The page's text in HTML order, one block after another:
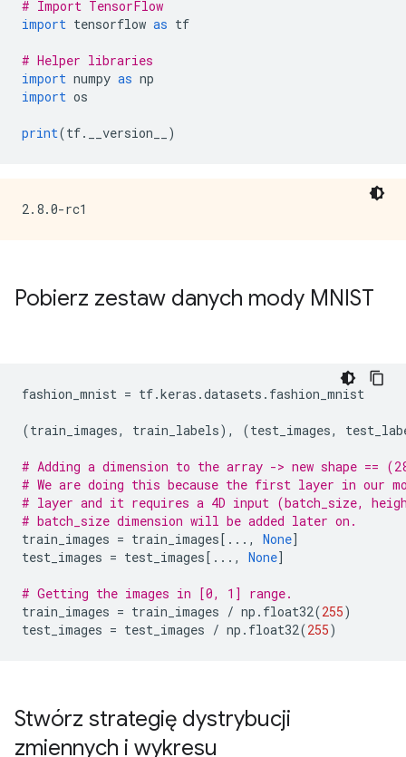
# Import TensorFlow
import tensorflow as tf
# Helper libraries
import numpy as np
import os
print(tf. __version__ )
Pobierz zestaw danych mody MNIST
fashion_mnist = tf.keras .datasets . fashion_mnist
(train_images, train_labels), (test_images,
# Adding a dimension to the array -> new shape ==
# We are doing this because the first layer in our
# layer and it requires a 4D input (batch_size,
# batch_size dimension will be added later on.
train_images = train_images[..., None]
test_images = test_images[..., None]
# Getting the images in [0, 1] range.
train_images = train_images / np . float32(255)
test_images = test_images / np . float32(255)
Stwórz strategię dystrybucji
zmiennych i wykresu